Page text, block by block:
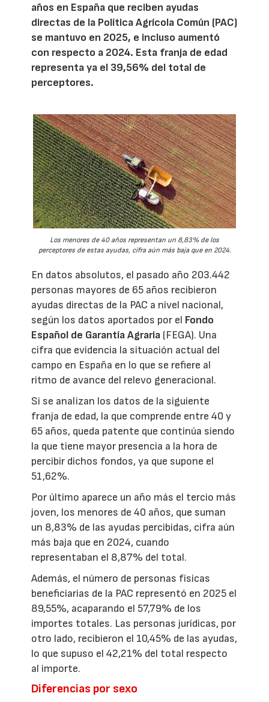
años en España que reciben ayudas
directas de la Política Agrícola Común (PAC)
se mantuvo en 2025, e incluso aumentó
con respecto a 2024. Esta franja de edad
representa ya el 39,56% del total de
perceptores.
Los menores de 40 años representan un 8,83% de los
perceptores de estas ayudas, cifra aún más baja que en 2024.
En datos absolutos, el pasado año 203.442
personas mayores de 65 años recibieron
ayudas directas de la PAC a nivel nacional,
según los datos aportados por el Fondo
Español de Garantía Agraria (FEGA). Una
cifra que evidencia la situación actual del
campo en España en lo que se refiere al
ritmo de avance del relevo generacional.
Si se analizan los datos de la siguiente
franja de edad, la que comprende entre 40 y
65 años, queda patente que continúa siendo
la que tiene mayor presencia a la hora de
percibir dichos fondos, ya que supone el
51,62%.
Por último aparece un año más el tercio más
joven, los menores de 40 años, que suman
un 8,83% de las ayudas percibidas, cifra aún
más baja que en 2024, cuando
representaban el 8,87% del total.
Además, el número de personas físicas
beneficiarias de la PAC representó en 2025 el
89,55%, acaparando el 57,79% de los
importes totales. Las personas jurídicas, por
otro lado, recibieron el 10,45% de las ayudas,
lo que supuso el 42,21% del total respecto
al importe.
Diferencias por sexo